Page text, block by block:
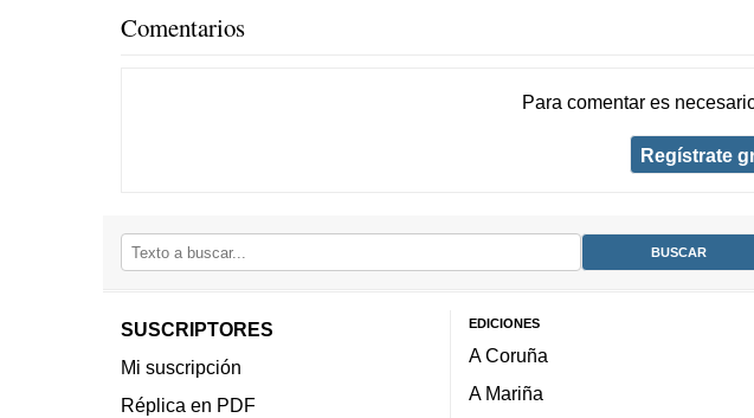
Comentarios
Para comentar es
Regístrate
SUSCRIPTORES
Mi suscripción
Réplica en PDF
EDICIONES
A Coruña
A Mariña